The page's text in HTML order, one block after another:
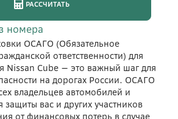
ОСАГО (Обязательное
ответственности) для
Nissan Cube — это важный шаг для
на дорогах России. ОСАГО
владельцев автомобилей и
защиты вас и других участников
от финансовых потерь в случае